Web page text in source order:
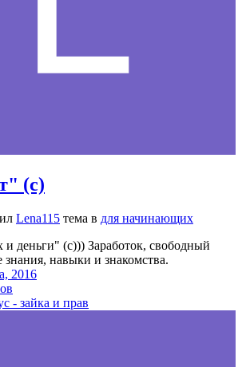
(с)
Lena115 тема в для начинающих
и деньги" (с))) Заработок, свободный
навыки и знакомства.
2016
- зайка и прав